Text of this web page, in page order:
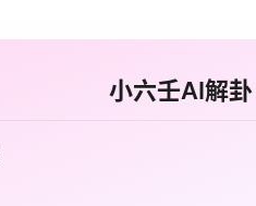
小六壬AI解卦